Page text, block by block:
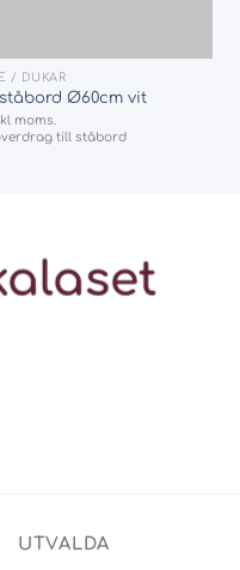
/ DUKAR
Ø60cm vit
moms.
till ståbord
UTVALDA